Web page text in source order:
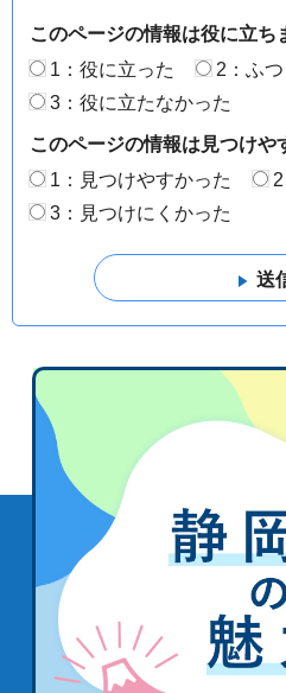
このページの情報は役に立ち
1：役に立った
2：ふつ
3：役に立たなかった
このページの情報は見つけや
1：見つけやすかった
3：見つけにくかった